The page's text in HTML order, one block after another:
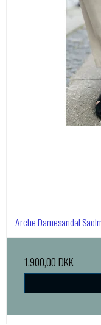
Arche Damesandal
1.900,00 DKK